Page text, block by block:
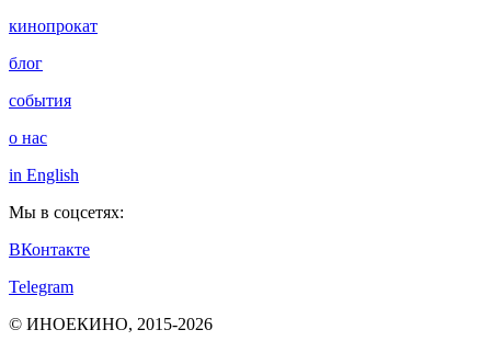
кинопрокат
блог
события
о нас
in English
Мы в соцсетях:
ВКонтакте
Telegram
© ИНОЕКИНО, 2015-2026